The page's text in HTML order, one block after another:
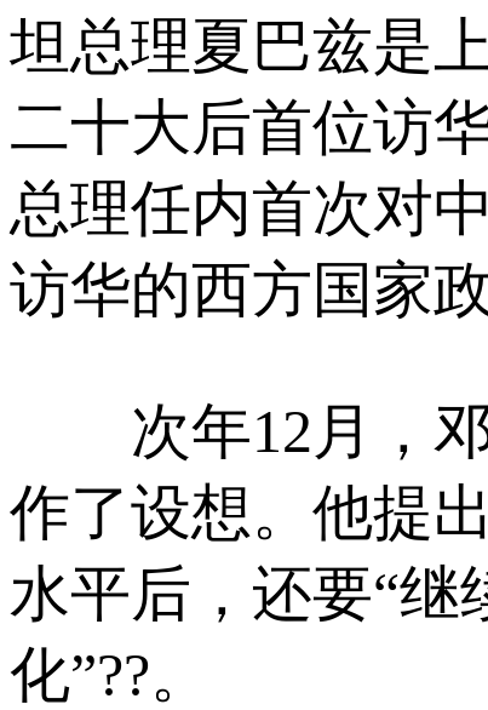
坦总理夏巴兹是
二十大后首位访
总理任内首次对
访华的西方国家政
次年12月，邓
作了设想。他提
水平后，还要“继
化”??。